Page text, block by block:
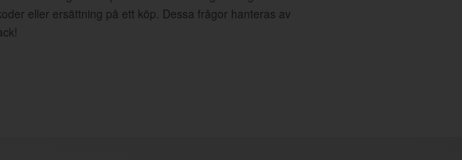
eller ersättning på ett köp. Dessa frågor hanteras av